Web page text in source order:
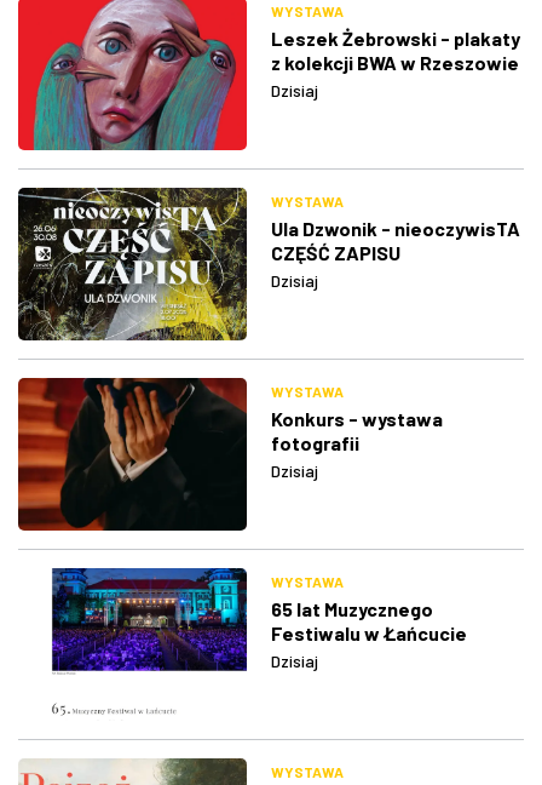
WYSTAWA
Leszek Żebrowski - plakaty
z kolekcji BWA w Rzeszowie
Dzisiaj
WYSTAWA
Ula Dzwonik - nieoczywisTA
CZĘŚĆ ZAPISU
Dzisiaj
WYSTAWA
Konkurs - wystawa
fotografii
Dzisiaj
WYSTAWA
65 lat Muzycznego
Festiwalu w Łańcucie
Dzisiaj
WYSTAWA